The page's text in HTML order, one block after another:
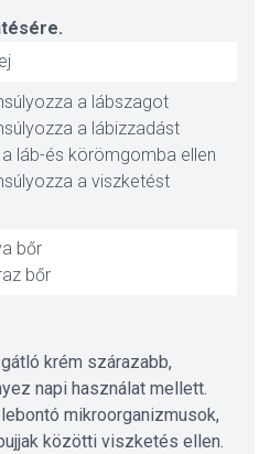
a lábszagot
a lábizzadást
láb-és körömgomba ellen
a viszketést
bőr
bőr
krém szárazabb,
napi használat mellett.
mikroorganizmusok,
közötti viszketés ellen.